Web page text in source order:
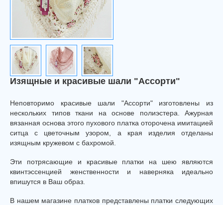
Изящные и красивые шали "Ассорти"
Неповторимо красивые шали "Ассорти" изготовлены из
нескольких типов ткани на основе полиэстера. Ажурная
вязанная основа этого пухового платка оторочена имитацией
ситца с цветочным узором, а края изделия отделаны
изящным кружевом с бахромой.
Эти потрясающие и красивые платки на шею являются
квинтэссенцией женственности и наверняка идеально
впишутся в Ваш образ.
В нашем магазине платков представлены платки следующих